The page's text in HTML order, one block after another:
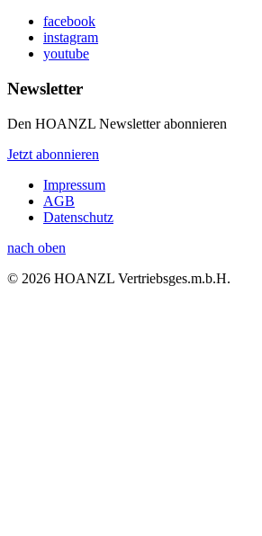
facebook
instagram
youtube
Newsletter
Den HOANZL Newsletter abonnieren
Jetzt abonnieren
Impressum
AGB
Datenschutz
nach oben
© 2026 HOANZL Vertriebsges.m.b.H.